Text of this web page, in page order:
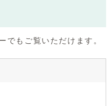
でもご覧いただけます。